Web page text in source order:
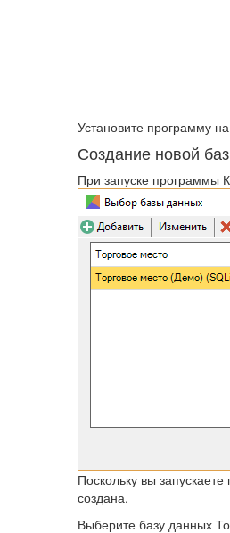
Установите программу
Создание новой
При запуске программы
Поскольку вы
создана.
Выберите базу данных